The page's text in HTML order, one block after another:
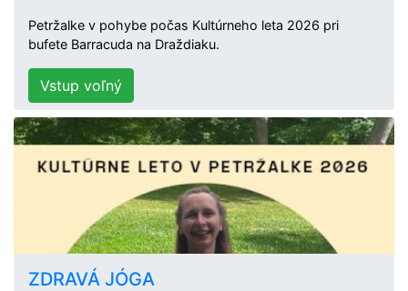
Petržalke v pohybe počas Kultúrneho leta 2026 pri
bufete Barracuda na Draždiaku.
Vstup voľný
ZDRAVÁ JÓGA